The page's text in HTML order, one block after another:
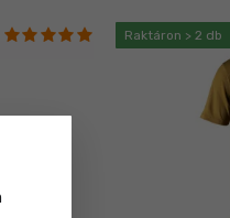
Raktáron > 2 db